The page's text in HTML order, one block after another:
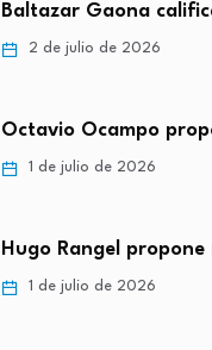
Baltazar Gaona
2 de julio de 2026
Octavio Ocampo
1 de julio de 2026
Hugo Rangel
1 de julio de 2026